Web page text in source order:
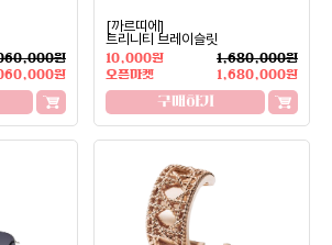
원
원
[까르띠에]
트리니티 브레이슬릿
10,000원
1,680,000원
오픈마켓
1,680,000원
구매하기